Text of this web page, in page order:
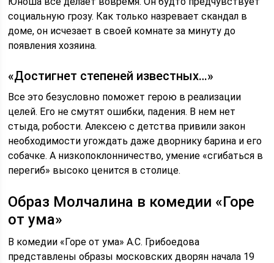
социальную грозу. Как только назревает скандал в
доме, он исчезает в своей комнате за минуту до
появления хозяина.
«Достигнет степеней известных…»
Все это безусловно поможет герою в реализации
целей. Его не смутят ошибки, падения. В нем нет
стыда, робости. Алексею с детства привили закон
необходимости угождать даже дворнику барина и его
собачке. А низкопоклонничество, умение «сгибаться в
перегиб» высоко ценится в столице.
Образ Молчалина в комедии «Горе
от ума»
В комедии «Горе от ума» А.С. Грибоедова
представлены образы московских дворян начала 19